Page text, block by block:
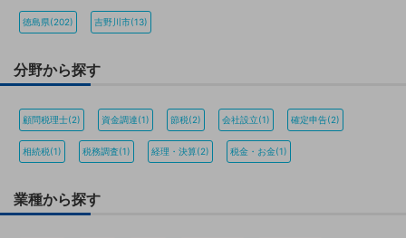
徳島県(202) 吉野川市(13)
分野から探す
顧問税理士(2) 資金調達(1) 節税(2) 会社設立(1) 確定申告(2)
相続税(1) 税務調査(1) 経理・決算(2) 税金・お金(1)
業種から探す